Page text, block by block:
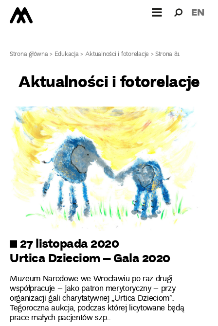
dla: EN
Strona główna> Edukacja>Aktualności i fotorelacje >Strona 81
Aktualności i fotorelacje
27 listopada 2020
Urtica Dzieciom – Gala 2020
Muzeum Narodowe we Wrocławiu po raz drugi
współpracuje – jako patron merytoryczny – przy
organizacji gali charytatywnej „Urtica Dzieciom”.
Tegoroczna aukcja, podczas której licytowane będą
prace małych pacjentów szp...